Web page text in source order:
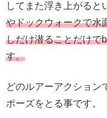
してまた浮き上がると
やドックウォークで水
しだけ潜ることだけで
す。
どのルアーアクション
ポーズをとる事です。